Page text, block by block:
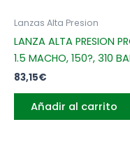
Lanzas Alta Presion
LANZA ALTA PRESION
1.5 MACHO, 150?, 310
83,15€
Añadir al carrito